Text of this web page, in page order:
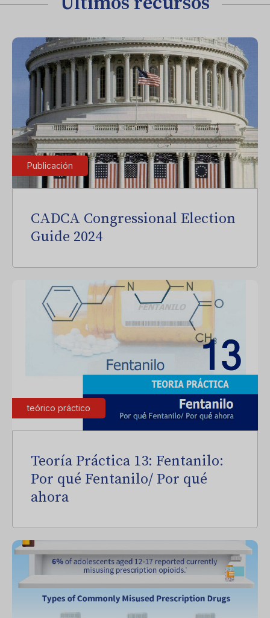
Publicación
CADCA Congressional Election
Guide 2024
teórico práctico
Teoría Práctica 13: Fentanilo:
Por qué Fentanilo/ Por qué
ahora